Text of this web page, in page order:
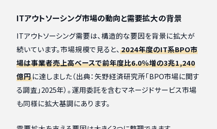
ITアウトソーシング市場の動向と需要拡大の背景
ITアウトソーシング需要は、構造的な要因を背景に拡大が
続いています。市場規模で見ると、 2024年度のIT系BPO市
場は事業者売上高ベースで前年度比6.0％増の3兆1,240
億円に達しました（出典：矢野経済研究所「BPO市場に関す
る調査」2025年）。運用委託を含むマネージドサービス市場
も同様に拡大基調にあります。